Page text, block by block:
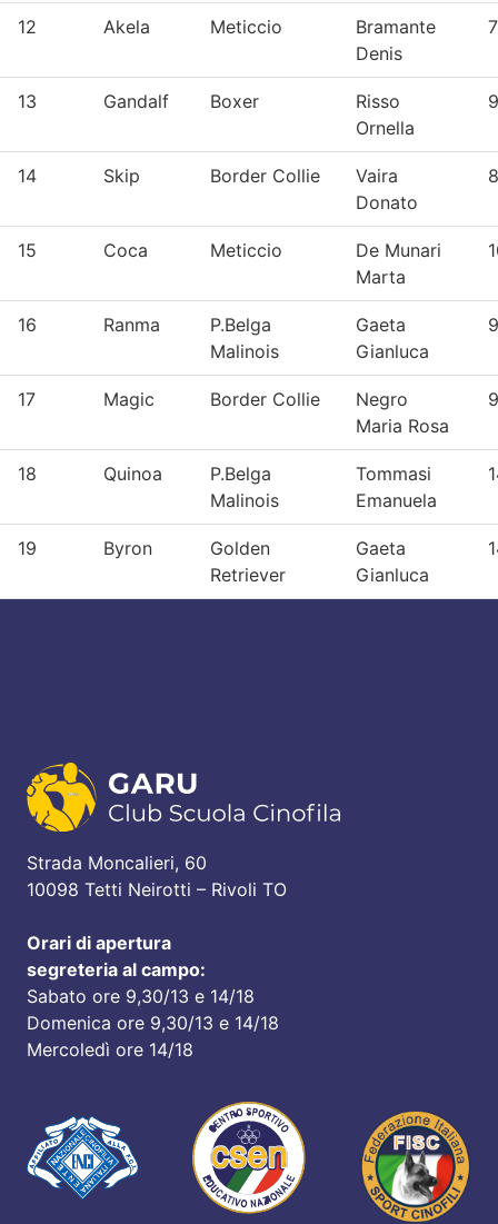
12 Akela Meticcio
Bramante
Denis
13 Gandalf Boxer
Risso
Ornella
14 Skip Border Collie
Vaira
Donato
15 Coca Meticcio
De Munari
Marta
16 Ranma
P.Belga
Malinois
Gaeta
Gianluca
17 Magic Border Collie
Negro
Maria Rosa
18 Quinoa
P.Belga
Malinois
Tommasi
Emanuela
19 Byron
Golden
Retriever
Gaeta
Gianluca
Strada Moncalieri, 60
10098 Tetti Neirotti – Rivoli TO
Orari di apertura
segreteria al campo:
Sabato ore 9,30/13 e 14/18
Domenica ore 9,30/13 e 14/18
Mercoledì ore 14/18